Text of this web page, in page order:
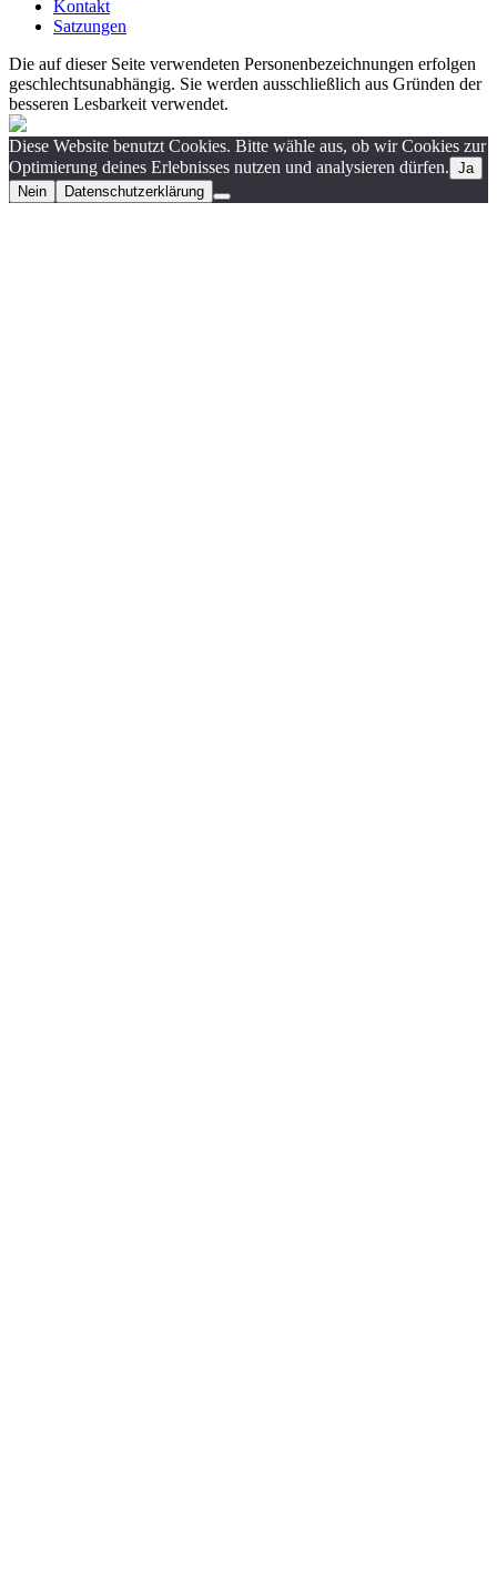
Kontakt
Satzungen
Die auf dieser Seite verwendeten Personenbezeichnungen erfolgen
geschlechtsunabhängig. Sie werden ausschließlich aus Gründen der
besseren Lesbarkeit verwendet.
Diese Website benutzt Cookies. Bitte wähle aus, ob wir Cookies zur
Optimierung deines Erlebnisses nutzen und analysieren dürfen. Ja
Nein
Datenschutzerklärung